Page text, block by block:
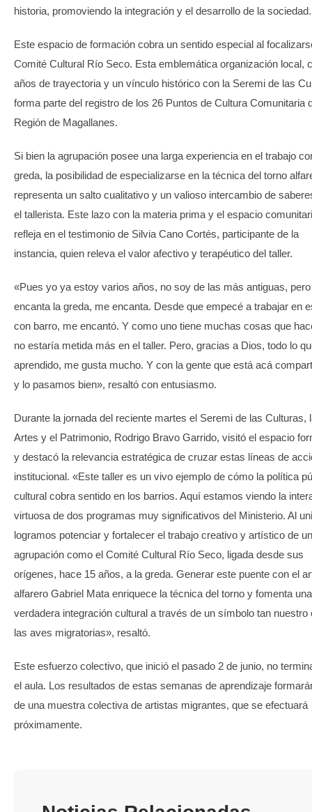
historia, promoviendo la integración y el desarrollo de la sociedad.
Este espacio de formación cobra un sentido especial al
Comité Cultural Río Seco. Esta emblemática organización local,
años de trayectoria y un vínculo histórico con la Seremi de las
forma parte del registro de los 26 Puntos de Cultura Comunitaria
Región de Magallanes.
Si bien la agrupación posee una larga experiencia en el trabajo
greda, la posibilidad de especializarse en la técnica del torno
representa un salto cualitativo y un valioso intercambio de
el tallerista. Este lazo con la materia prima y el espacio
refleja en el testimonio de Silvia Cano Cortés, participante de la
instancia, quien releva el valor afectivo y terapéutico del taller.
«Pues yo ya estoy varios años, no soy de las más antiguas,
encanta la greda, me encanta. Desde que empecé a trabajar en
con barro, me encantó. Y como uno tiene muchas cosas que
no estaría metida más en el taller. Pero, gracias a Dios, todo lo
aprendido, me gusta mucho. Y con la gente que está acá
y lo pasamos bien», resaltó con entusiasmo.
Durante la jornada del reciente martes el Seremi de las Culturas,
Artes y el Patrimonio, Rodrigo Bravo Garrido, visitó el espacio
y destacó la relevancia estratégica de cruzar estas líneas de
institucional. «Este taller es un vivo ejemplo de cómo la política
cultural cobra sentido en los barrios. Aquí estamos viendo la
virtuosa de dos programas muy significativos del Ministerio. Al
logramos potenciar y fortalecer el trabajo creativo y artístico de
agrupación como el Comité Cultural Río Seco, ligada desde sus
orígenes, hace 15 años, a la greda. Generar este puente con el
alfarero Gabriel Mata enriquece la técnica del torno y fomenta una
verdadera integración cultural a través de un símbolo tan nuestro
las aves migratorias», resaltó.
Este esfuerzo colectivo, que inició el pasado 2 de junio, no
el aula. Los resultados de estas semanas de aprendizaje
de una muestra colectiva de artistas migrantes, que se efectuará
próximamente.